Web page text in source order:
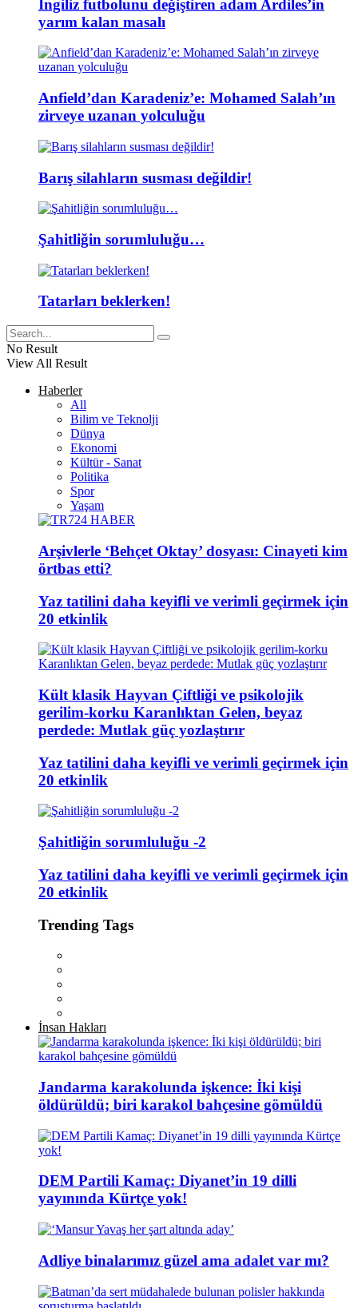
İngiliz futbolunu değiştiren adam Ardiles’in
yarım kalan masalı
Anfield’dan Karadeniz’e: Mohamed Salah’ın
zirveye uzanan yolculuğu
Barış silahların susması değildir!
Şahitliğin sorumluluğu…
Tatarları beklerken!
No Result
View All Result
Haberler
All
Bilim ve Teknolji
Dünya
Ekonomi
Kültür - Sanat
Politika
Spor
Yaşam
Arşivlerle ‘Behçet Oktay’ dosyası: Cinayeti kim
örtbas etti?
Yaz tatilini daha keyifli ve verimli geçirmek için
20 etkinlik
Kült klasik Hayvan Çiftliği ve psikolojik
gerilim-korku Karanlıktan Gelen, beyaz
perdede: Mutlak güç yozlaştırır
Yaz tatilini daha keyifli ve verimli geçirmek için
20 etkinlik
Şahitliğin sorumluluğu -2
Yaz tatilini daha keyifli ve verimli geçirmek için
20 etkinlik
Trending Tags
İnsan Hakları
Jandarma karakolunda işkence: İki kişi
öldürüldü; biri karakol bahçesine gömüldü
DEM Partili Kamaç: Diyanet’in 19 dilli
yayınında Kürtçe yok!
Adliye binalarımız güzel ama adalet var mı?